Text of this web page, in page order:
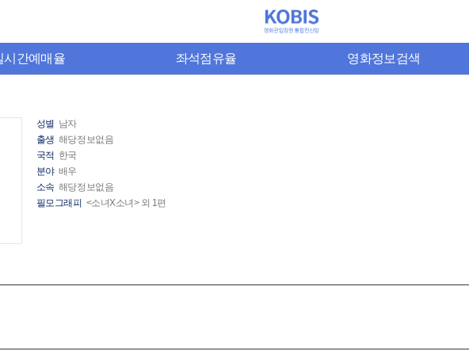
시간예매율 좌석점유율 영화정보검색
성별 남자
출생 해당정보없음
국적 한국
분야 배우
소속 해당정보없음
필모그래피 <소녀X소녀> 외 1편